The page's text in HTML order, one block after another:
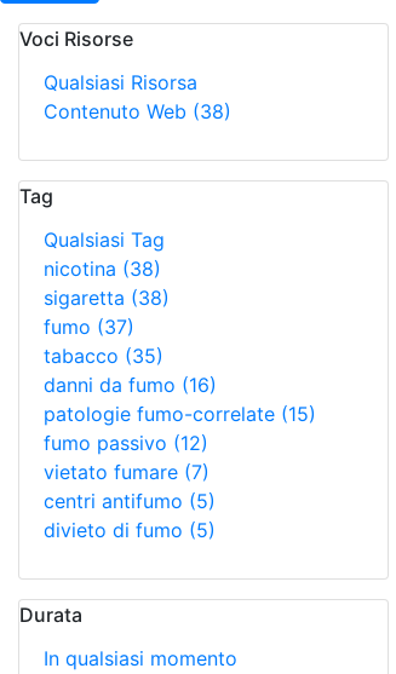
Voci Risorse
Qualsiasi Risorsa
Contenuto Web (38)
Tag
Qualsiasi Tag
nicotina (38)
sigaretta (38)
fumo (37)
tabacco (35)
danni da fumo (16)
patologie fumo-correlate (15)
fumo passivo (12)
vietato fumare (7)
centri antifumo (5)
divieto di fumo (5)
Durata
In qualsiasi momento